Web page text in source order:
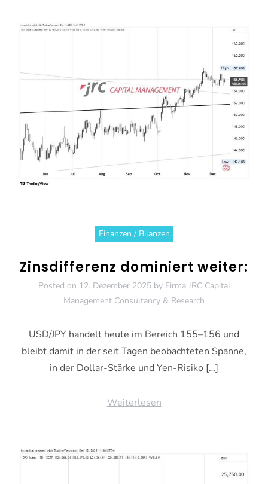
Finanzen / Bilanzen
Zinsdifferenz dominiert weiter:
Posted on 12. Dezember 2025by Firma JRC Capital
Management Consultancy & Research
USD/JPY handelt heute im Bereich 155–156 und
bleibt damit in der seit Tagen beobachteten Spanne,
in der Dollar-Stärke und Yen-Risiko […]
Weiterlesen